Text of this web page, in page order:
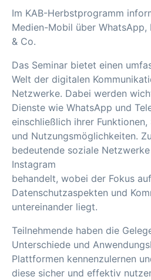
Im KAB-Herbstprogramm
Medien-Mobil über WhatsApp,
& Co.
Das Seminar bietet einen
Welt der digitalen
Netzwerke. Dabei werden
Dienste wie WhatsApp und
einschließlich ihrer
und Nutzungsmöglichkeiten.
bedeutende soziale
Instagram
behandelt, wobei der Fokus
Datenschutzaspekten und
untereinander liegt.
Teilnehmende haben die
Unterschiede und
Plattformen kennenzulernen
diese sicher und effektiv